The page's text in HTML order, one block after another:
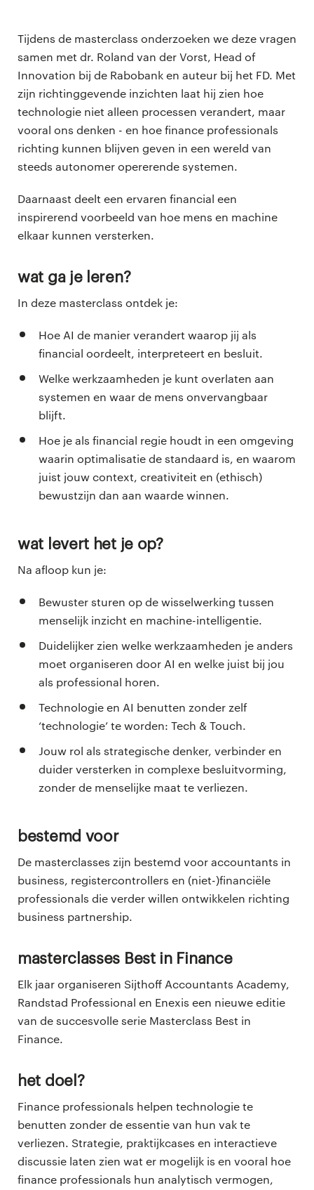
Tijdens de masterclass onderzoeken we deze vragen
samen met dr. Roland van der Vorst, Head of
Innovation bij de Rabobank en auteur bij het FD. Met
zijn richtinggevende inzichten laat hij zien hoe
technologie niet alleen processen verandert, maar
vooral ons denken - en hoe finance professionals
richting kunnen blijven geven in een wereld van
steeds autonomer opererende systemen.
Daarnaast deelt een ervaren financial een
inspirerend voorbeeld van hoe mens en machine
elkaar kunnen versterken.
Wat ga je leren?
In deze masterclass ontdek je:
Hoe AI de manier verandert waarop jij als
financial oordeelt, interpreteert en besluit.
Welke werkzaamheden je kunt overlaten aan
systemen en waar de mens onvervangbaar
blijft.
Hoe je als financial regie houdt in een omgeving
waarin optimalisatie de standaard is, en waarom
juist jouw context, creativiteit en (ethisch)
bewustzijn dan aan waarde winnen.
Wat levert het je op?
Na afloop kun je:
Bewuster sturen op de wisselwerking tussen
menselijk inzicht en machine-intelligentie.
Duidelijker zien welke werkzaamheden je anders
moet organiseren door AI en welke juist bij jou
als professional horen.
Technologie en AI benutten zonder zelf
‘technologie’ te worden: Tech & Touch.
Jouw rol als strategische denker, verbinder en
duider versterken in complexe besluitvorming,
zonder de menselijke maat te verliezen.
Bestemd voor
De masterclasses zijn bestemd voor accountants in
business, registercontrollers en (niet-)financiële
professionals die verder willen ontwikkelen richting
business partnership.
Masterclasses Best in Finance
Elk jaar organiseren Sijthoff Accountants Academy,
Randstad Professional en Enexis een nieuwe editie
van de succesvolle serie Masterclass Best in
Finance.
Het doel?
Finance professionals helpen technologie te
benutten zonder de essentie van hun vak te
verliezen. Strategie, praktijkcases en interactieve
discussie laten zien wat er mogelijk is en vooral hoe
finance professionals hun analytisch vermogen,